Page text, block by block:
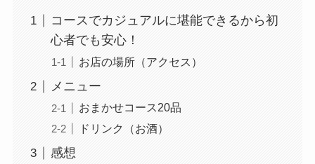
コースでカジュアルに堪能できるから初
心者でも安心！
お店の場所（アクセス）
メニュー
おまかせコース20品
ドリンク（お酒）
感想